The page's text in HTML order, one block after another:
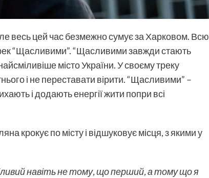
весь цей час безмежно сумує за Харковом. Всю
“Щасливими”. “Щасливими завжди стають
місто України. У своєму треку
і не переставати вірити. “Щасливими” –
і додають енергії жити попри всі
крокує по місту і відшуковує місця, з якими у
навіть не тому, що перший, а тому що я